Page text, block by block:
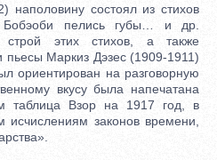
наполовину состоял из стихов
Бобэоби пелись губы… и др.
строй этих стихов, а также
пьесы Маркиз Дэзес (1909-1911)
ориентирован на разговорную
вкусу была напечатана
таблица Взор на 1917 год, в
исчислениям законов времени,